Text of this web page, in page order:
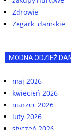
Zdrowie
Zegarki damskie
MODNA ODZIEŻ
maj 2026
kwiecień 2026
marzec 2026
luty 2026